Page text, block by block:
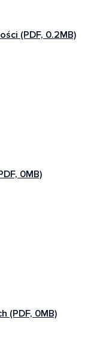
(PDF, 0.2MB)
0MB)
(PDF, 0MB)